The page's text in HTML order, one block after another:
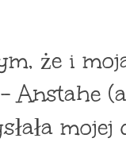
że i
mojej